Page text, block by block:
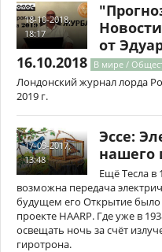
18-10-2018,
18:17
от
16.10.2018 В мире /
Лондонский журнал лорда
2019 г.
17-09-2017,
13:48
Эссе:
нашего
Ещё Тесла в
возможна передача
будущем его Открытие
проекте HAARP. Где уже в
освещать ночь за счёт
гиротрона.